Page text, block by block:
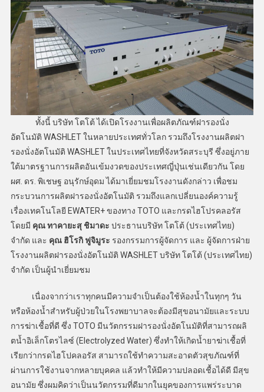
ทั้งนี้ บริษัท โตโต้ ได้เปิดโรงงานเพื่อผลิตภัณฑ์ฝารองนั่ง
อัตโนมัติ WASHLET ในหลายประเทศทั่วโลก รวมถึงโรงงานผลิตฝา
รองนั่งอัตโนมัติ WASHLET ในประเทศไทยที่จังหวัดสระบุรี ซึ่งอยู่ภาย
ใต้มาตรฐานการผลิตอันเข้มงวดของประเทศญี่ปุ่นเช่นเดียวกัน โดย
ผศ. ดร. พิเชษฐ อนุรักษ์อุดม ได้มาเยี่ยมชมโรงงานดังกล่าว เพื่อชม
กระบวนการผลิตฝารองนั่งอัตโนมัติ รวมถึงแลกเปลี่ยนองค์ความรู้
เรื่องเทคโนโลยี EWATER+ ของทาง TOTO และกรดไฮโปรคลอรัส
โดยมี คุณ ทาคายะสุ ชิมาดะ ประธานบริษัท โตโต้ (ประเทศไทย)
จำกัด และ คุณ ฮิโรกิ ฟูจิมูระ รองกรรมการผู้จัดการ และ ผู้จัดการฝ่าย
โรงงานผลิตฝารองนั่งอัตโนมัติ WASHLET บริษัท โตโต้ (ประเทศไทย)
จำกัด เป็นผู้นำเยี่ยมชม
เนื่องจากว่าเราทุกคนมีความจำเป็นต้องใช้ห้องน้ำในทุกๆ วัน
หรือห้องน้ำสำหรับผู้ป่วยในโรงพยาบาลจะต้องมีสุขอนามัยและระบบ
การฆ่าเชื้อที่ดี ซึ่ง TOTO มีนวัตกรรมฝารองนั่งอัตโนมัติที่สามารถผลิ
ตน้ำอิเล็กโตรไลซ์ (Electrolyzed Water) ซึ่งทำให้เกิดน้ำยาฆ่าเชื้อที่
เรียกว่ากรดไฮโปคลอรัส สามารถใช้ทำความสะอาดตัวสุขภัณฑ์ที่
ผ่านการใช้งานจากหลายบุคคล แล้วทำให้มีความปลอดเชื้อได้ดี มีสุข
อนามัย ซึ่งผมคิดว่าเป็นนวัตกรรมที่ดีมากในยุคของการแพร่ระบาด